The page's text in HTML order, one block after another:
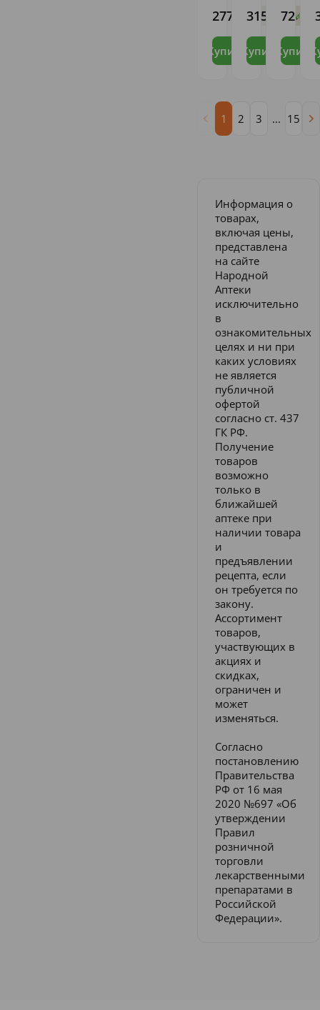
277 ,51 В наличии
Купить
315 ,86
Купить
MENEZES
72,12
Купить
1 2 3 ... 15
Информация о
товарах,
включая цены,
представлена
на сайте
Народной
Аптеки
исключительно
в
ознакомительных
целях и ни при
каких условиях
не является
публичной
офертой
согласно ст. 437
ГК РФ.
Получение
товаров
возможно
только в
ближайшей
аптеке при
наличии товара
и
предъявлении
рецепта, если
он требуется по
закону.
Ассортимент
товаров,
участвующих в
акциях и
скидках,
ограничен и
может
изменяться.
Согласно
постановлению
Правительства
РФ от 16 мая
2020 №697 «Об
утверждении
Правил
розничной
торговли
лекарственными
препаратами в
Российской
Федерации».